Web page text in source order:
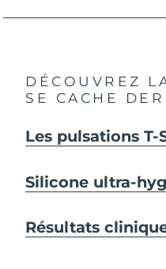
DÉCOUVREZ
SE CACHE
Les pulsations T-
Silicone ultra-
Résultats